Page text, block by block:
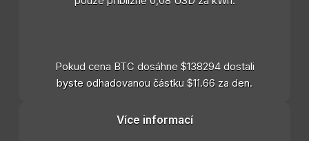
Pokud cena BTC dosáhne $138294 dostali
byste odhadovanou částku $11.66 za den.
Více informací